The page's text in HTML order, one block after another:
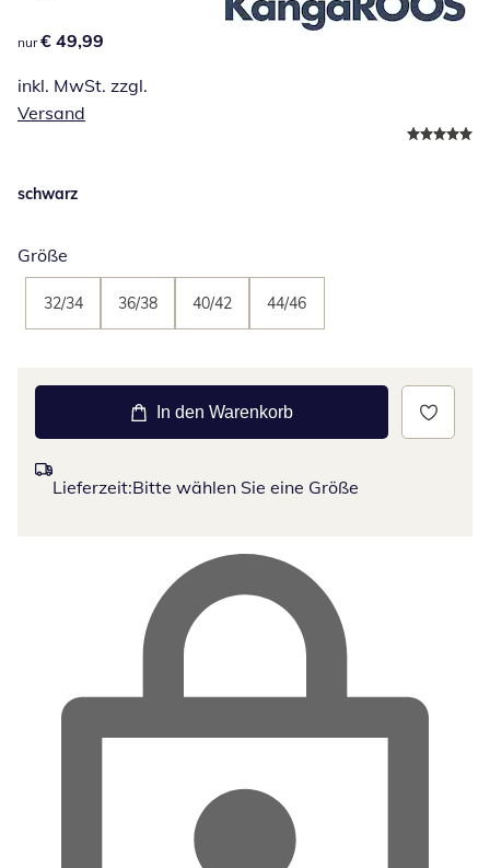
€ 49,99
nur € 49,99
inkl. MwSt. zzgl.
Versand
schwarz
Größe
32/34 36/38 40/42 44/46
In den Warenkorb
Lieferzeit:Bitte wählen Sie eine Größe